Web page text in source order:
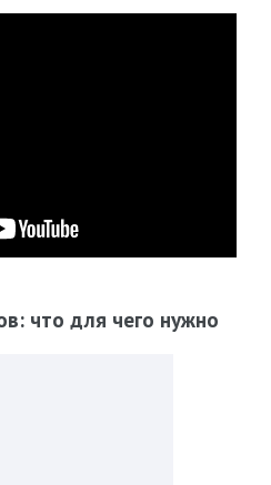
что для чего нужно